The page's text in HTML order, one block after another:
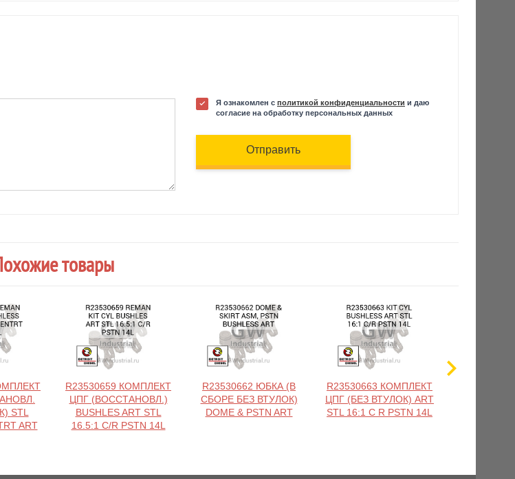
Я ознакомлен с политикой конфиденциальности и даю
согласие на обработку персональных данных
Отправить
товары
STL
ART
R23530659 КОМПЛЕКТ
ЦПГ (ВОССТАНОВЛ.)
BUSHLES ART STL
16.5:1 C/R PSTN 14L
R23530662 ЮБКА (В
СБОРЕ БЕЗ ВТУЛОК)
DOME & PSTN ART
R23530663 КОМПЛЕКТ
ЦПГ (БЕЗ ВТУЛОК) ART
STL 16:1 C R PSTN 14L